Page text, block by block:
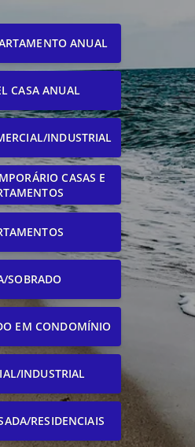
ANUAL
CASA ANUAL
INDUSTRIAL
CASAS E
SOBRADO
EM CONDOMÍNIO
INDUSTRIAL
RESIDENCIAIS